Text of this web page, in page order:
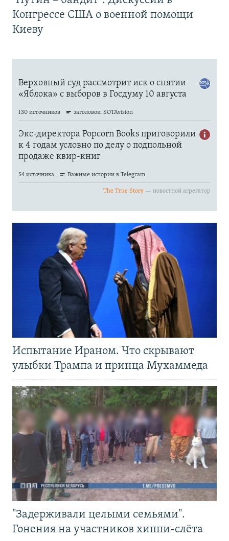
Конгрессе США о военной помощи
Киеву
Испытание Ираном. Что скрывают
улыбки Трампа и принца Мухаммеда
"Задерживали целыми семьями".
Гонения на участников хиппи-слёта